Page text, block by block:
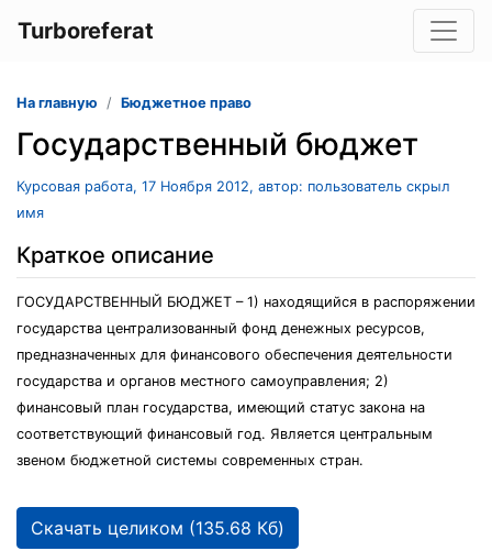
Turboreferat
На главную Бюджетное право
Государственный бюджет
Курсовая работа, 17 Ноября 2012, автор: пользователь скрыл
имя
Краткое описание
ГОСУДАРСТВЕННЫЙ БЮДЖЕТ – 1) находящийся в распоряжении
государства централизованный фонд денежных ресурсов,
предназначенных для финансового обеспечения деятельности
государства и органов местного самоуправления; 2)
финансовый план государства, имеющий статус закона на
соответствующий финансовый год. Является центральным
звеном бюджетной системы современных стран.
Скачать целиком (135.68 Кб)